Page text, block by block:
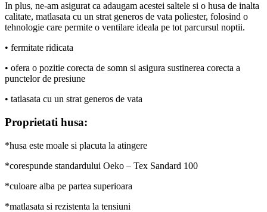
In plus, ne-am asigurat ca adaugam acestei saltele si o husa de inalta
calitate, matlasata cu un strat generos de vata poliester, folosind o
tehnologie care permite o ventilare ideala pe tot parcursul noptii.
• fermitate ridicata
• ofera o pozitie corecta de somn si asigura sustinerea corecta a
punctelor de presiune
• tatlasata cu un strat generos de vata
Proprietati husa:
*husa este moale si placuta la atingere
*corespunde standardului Oeko – Tex Sandard 100
*culoare alba pe partea superioara
*matlasata si rezistenta la tensiuni